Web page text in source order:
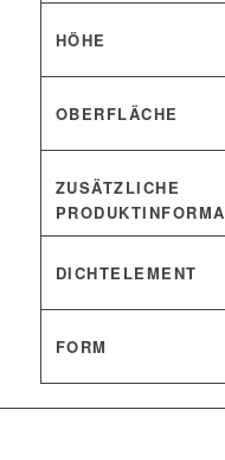
HÖHE
OBERFLÄCHE
ZUSÄTZLICHE
PRODUKTINFORMA
DICHTELEMENT
FORM